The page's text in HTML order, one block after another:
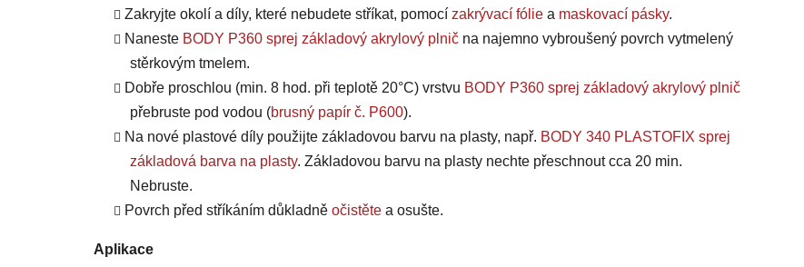
Zakryjte okolí a díly, které nebudete stříkat, pomocí zakrývací fólie a maskovací pásky.
Naneste BODY P360 sprej základový akrylový plnič na najemno vybroušený povrch vytmelený
stěrkovým tmelem.
Dobře proschlou (min. 8 hod. při teplotě 20°C) vrstvu BODY P360 sprej základový akrylový plnič
přebruste pod vodou (brusný papír č. P600).
Na nové plastové díly použijte základovou barvu na plasty, např. BODY 340 PLASTOFIX sprej
základová barva na plasty. Základovou barvu na plasty nechte přeschnout cca 20 min.
Nebruste.
Povrch před stříkáním důkladně očistěte a osušte.
Aplikace